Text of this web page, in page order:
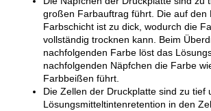
großen Farbauftrag führt. Die auf den
Farbschicht ist zu dick, wodurch die
vollständig trocknen kann. Beim
nachfolgenden Farbe löst das
nachfolgenden Näpfchen die Farbe
Farbbeißen führt.
Die Zellen der Druckplatte sind zu tief
Lösungsmitteltintenretention in den